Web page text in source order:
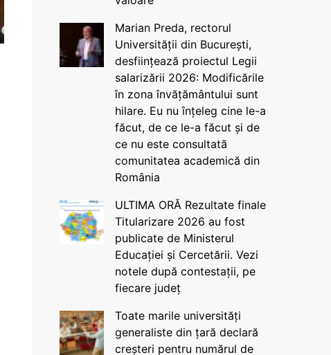
Marian Preda, rectorul
Universității din București,
desființează proiectul Legii
salarizării 2026: Modificările
în zona învățământului sunt
hilare. Eu nu înțeleg cine le-a
făcut, de ce le-a făcut și de
ce nu este consultată
comunitatea academică din
România
ULTIMA ORĂ Rezultate finale
Titularizare 2026 au fost
publicate de Ministerul
Educației și Cercetării. Vezi
notele după contestații, pe
fiecare județ
Toate marile universități
generaliste din țară declară
creșteri pentru numărul de